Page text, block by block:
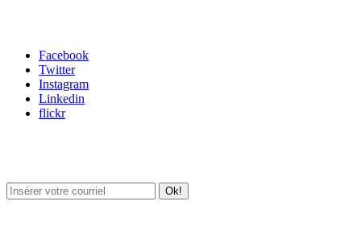
Facebook
Twitter
Instagram
Linkedin
flickr